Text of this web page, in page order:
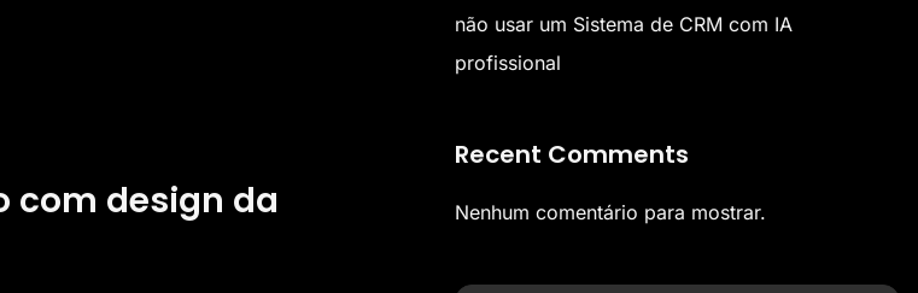
com design da
não usar um Sistema de CRM com IA
profissional
Recent Comments
Nenhum comentário para mostrar.